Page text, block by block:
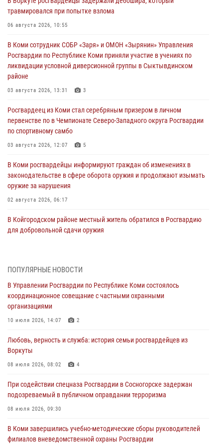
травмировался при попытке взлома
06 августа 2026, 10:55
В Коми сотрудник СОБР «Заря» и ОМОН «Зырянин» Управления
Росгвардии по Республике Коми приняли участие в учениях по
ликвидации условной диверсионной группы в Сыктывдинском
районе
03 августа 2026, 13:31 3
Росгвардеец из Коми стал серебряным призером в личном
первенстве по в Чемпионате Северо-Западного округа Росгвардии
по спортивному самбо
03 августа 2026, 12:07 5
В Коми росгвардейцы информируют граждан об изменениях в
законодательстве в сфере оборота оружия и продолжают изымать
оружие за нарушения
02 августа 2026, 06:17
В Койгородском районе местный житель обратился в Росгвардию
для добровольной сдачи оружия
Росгвардии по Республике Коми лично проверил ДОЛ «Орленок»
31 июля 2026, 06:57 8
В Усинске росгвардейцы оперативно отработали план «Квартал»
30 июля 2026, 13:53
В Санкт-Петербурге прошел окружной этап ежегодного
Всероссийского конкурса профессионального мастерства среди
сотрудников вневедомственной охраны Росгвардии
В Сыктывкаре росгвардейцы приняли участие в молебне в рамках
Дня Крещения Руси и Дня святого равноапостольного князя
28 июля 2026, 13:32 8
ПОПУЛЯРНЫЕ НОВОСТИ
В Управлении Росгвардии по Республике Коми состоялось
координационное совещание с частными охранными
организациями
10 июля 2026, 14:07 2
Любовь, верность и служба: история семьи росгвардейцев из
Воркуты
08 июля 2026, 08:02 4
При содействии спецназа Росгвардии в Сосногорске задержан
подозреваемый в публичном оправдании терроризма
08 июля 2026, 09:30
В Коми завершились учебно-методические сборы руководителей
филиалов вневедомственной охраны Росгвардии